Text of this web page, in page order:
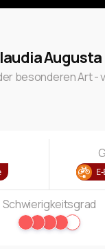
Augusta
besonderen Art -
Schwierigkeitsgrad